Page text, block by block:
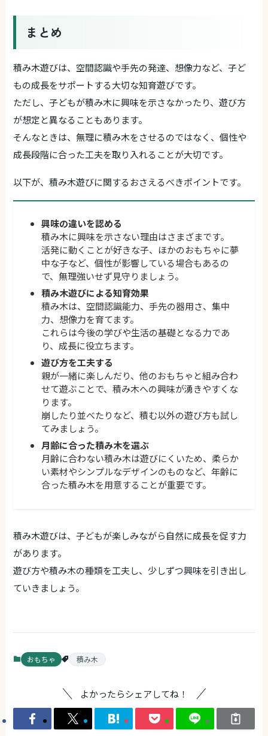
まとめ
積み木遊びは、空間認識や手先の発達、想像力など、子ど
もの成長をサポートする大切な知育遊びです。
ただし、子どもが積み木に興味を示さなかったり、遊び方
が想定と異なることもあります。
そんなときは、無理に積み木をさせるのではなく、個性や
成長段階に合った工夫を取り入れることが大切です。
以下が、積み木遊びに関するおさえるべきポイントです。
興味の違いを認める
積み木に興味を示さない理由はさまざまです。
活発に動くことが好きな子、ほかのおもちゃに夢
中な子など、個性が影響している場合もあるの
で、無理強いせず見守りましょう。
積み木遊びによる知育効果
積み木は、空間認識能力、手先の器用さ、集中
力、想像力を育てます。
これらは今後の学びや生活の基礎となる力であ
り、成長に役立ちます。
遊び方を工夫する
親が一緒に楽しんだり、他のおもちゃと組み合わ
せて遊ぶことで、積み木への興味が湧きやすくな
ります。
崩したり並べたりなど、積む以外の遊び方も試し
てみましょう。
月齢に合った積み木を選ぶ
月齢に合わない積み木は遊びにくいため、柔らか
い素材やシンプルなデザインのものなど、年齢に
合った積み木を用意することが重要です。
積み木遊びは、子どもが楽しみながら自然に成長を促す力
があります。
遊び方や積み木の種類を工夫し、少しずつ興味を引き出し
ていきましょう。
おもちゃ 積み木
よかったらシェアしてね！